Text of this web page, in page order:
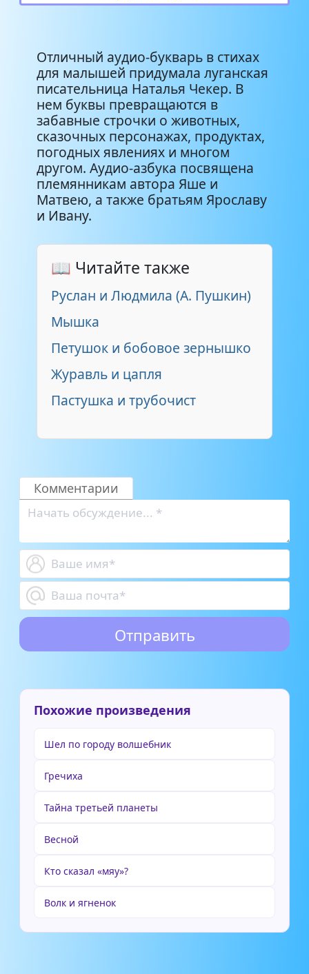
Отличный аудио-букварь в стихах
для малышей придумала луганская
писательница Наталья Чекер. В
нем буквы превращаются в
забавные строчки о животных,
сказочных персонажах, продуктах,
погодных явлениях и многом
другом. Аудио-азбука посвящена
племянникам автора Яше и
Матвею, а также братьям Ярославу
и Ивану.
📖 Читайте также
Руслан и Людмила (А. Пушкин)
Мышка
Петушок и бобовое зернышко
Журавль и цапля
Пастушка и трубочист
Комментарии
Похожие произведения
Шел по городу волшебник
Гречиха
Тайна третьей планеты
Весной
Кто сказал «мяу»?
Волк и ягненок